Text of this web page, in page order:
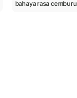
bahaya rasa cemburu